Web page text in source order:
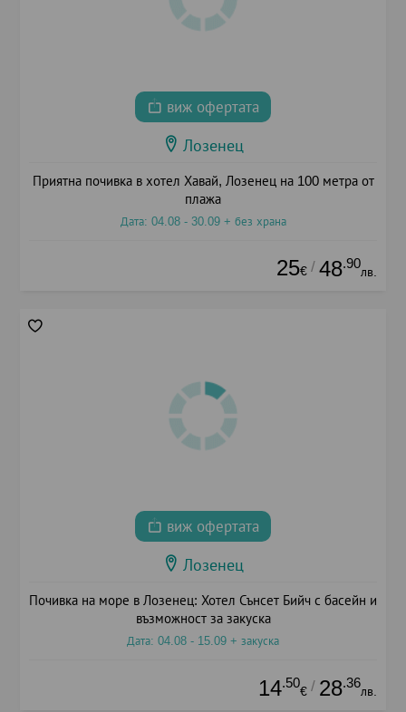
виж офертата
Лозенец
Приятна почивка в хотел Хавай, Лозенец на 100 метра от
плажа
Дата: 04.08 - 30.09 + без храна
25€ / 48.90
лв.
виж офертата
Лозенец
Почивка на море в Лозенец: Хотел Сънсет Бийч с басейн и
възможност за закуска
Дата: 04.08 - 15.09 + закуска
14.50
€ / 28.36
лв.